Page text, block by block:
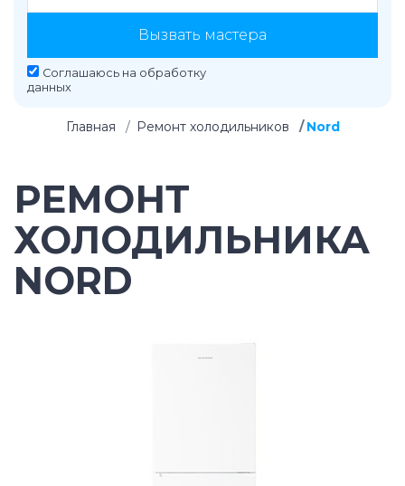
Вызвать мастера
Соглашаюсь на обработку
данных
Главная Ремонт холодильников Nord
РЕМОНТ
ХОЛОДИЛЬНИКА
NORD